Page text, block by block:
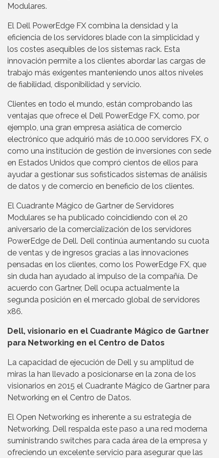
Modulares.
El Dell PowerEdge FX combina la densidad y la
eficiencia de los servidores blade con la simplicidad y
los costes asequibles de los sistemas rack. Esta
innovación permite a los clientes abordar las cargas de
trabajo más exigentes manteniendo unos altos niveles
de fiabilidad, disponibilidad y servicio.
Clientes en todo el mundo, están comprobando las
ventajas que ofrece el Dell PowerEdge FX, como, por
ejemplo, una gran empresa asiática de comercio
electrónico que adquirió más de 10.000 servidores FX, o
como una institución de gestión de inversiones con sede
en Estados Unidos que compró cientos de ellos para
ayudar a gestionar sus sofisticados sistemas de análisis
de datos y de comercio en beneficio de los clientes.
El Cuadrante Mágico de Gartner de Servidores
Modulares se ha publicado coincidiendo con el 20
aniversario de la comercialización de los servidores
PowerEdge de Dell. Dell continúa aumentando su cuota
de ventas y de ingresos gracias a las innovaciones
pensadas en los clientes, como los PowerEdge FX, que
sin duda han ayudado al impulso de la compañía. De
acuerdo con Gartner, Dell ocupa actualmente la
segunda posición en el mercado global de servidores
x86.
Dell, visionario en el Cuadrante Mágico de Gartner
para Networking en el Centro de Datos
La capacidad de ejecución de Dell y su amplitud de
miras la han llevado a posicionarse en la zona de los
visionarios en 2015 el Cuadrante Mágico de Gartner para
Networking en el Centro de Datos.
El Open Networking es inherente a su estrategia de
Networking. Dell respalda este paso a una red moderna
suministrando switches para cada área de la empresa y
ofreciendo un excelente servicio para asegurar que las